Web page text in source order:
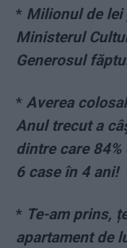
* Milionul de lei
Ministerul
Generosul
* Averea
Anul trecut a
dintre care
6 case în 4 ani!
* Te-am prins,
apartament de